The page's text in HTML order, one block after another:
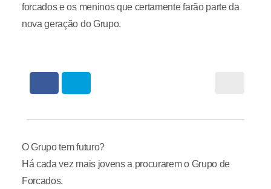
forcados e os meninos que certamente farão parte da
nova geração do Grupo.
O Grupo tem futuro?
Há cada vez mais jovens a procurarem o Grupo de
Forcados.